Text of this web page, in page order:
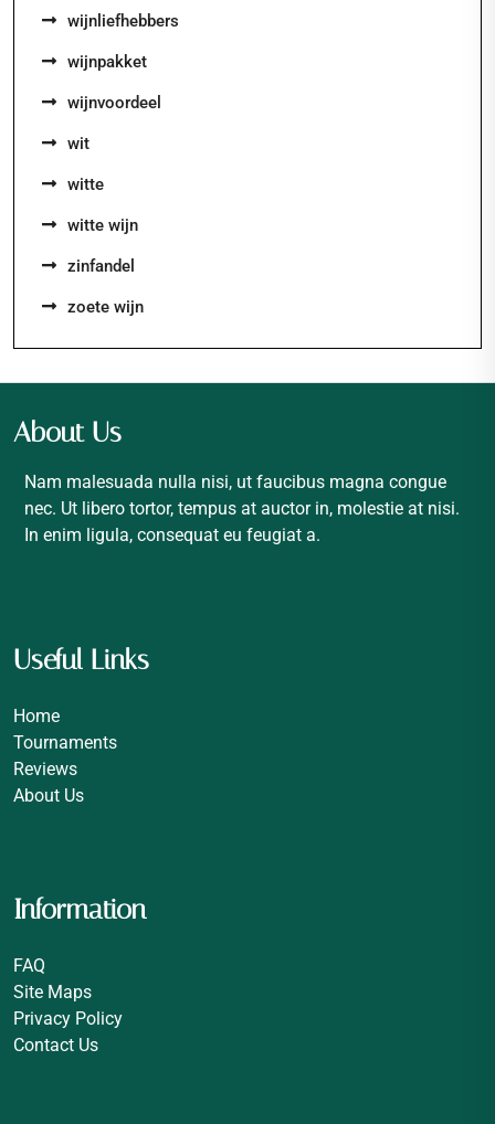
wijnliefhebbers
wijnpakket
wijnvoordeel
wit
witte
witte wijn
zinfandel
zoete wijn
About Us
Nam malesuada nulla nisi, ut faucibus magna congue
nec. Ut libero tortor, tempus at auctor in, molestie at nisi.
In enim ligula, consequat eu feugiat a.
Useful Links
Home
Tournaments
Reviews
About Us
Information
FAQ
Site Maps
Privacy Policy
Contact Us